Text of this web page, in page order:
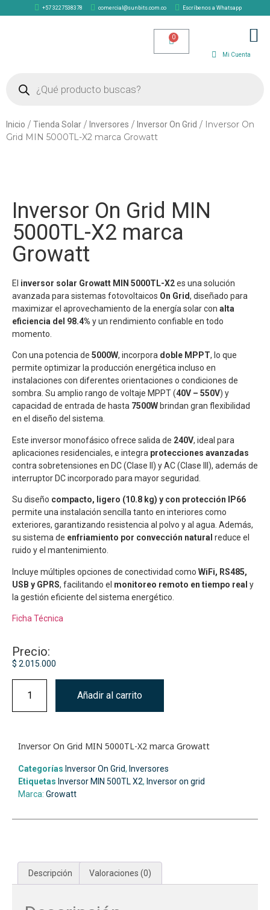
+57 3227538378 comercial@sunbits.com.co Escríbenos a Whatsapp
Mi Cuenta
Inicio / Tienda Solar / Inversores / Inversor On Grid / Inversor On
Grid MIN 5000TL-X2 marca Growatt
Inversor On Grid MIN
5000TL-X2 marca
Growatt
El inversor solar Growatt MIN 5000TL-X2es una solución
avanzada para sistemas fotovoltaicos On Grid, diseñado para
maximizar el aprovechamiento de la energía solar con alta
eficiencia del 98.4% y un rendimiento confiable en todo
momento.
Con una potencia de 5000W, incorpora doble MPPT, lo que
permite optimizar la producción energética incluso en
instalaciones con diferentes orientaciones o condiciones de
sombra. Su amplio rango de voltaje MPPT (40V – 550V) y
capacidad de entrada de hasta 7500W brindan gran flexibilidad
en el diseño del sistema.
Este inversor monofásico ofrece salida de 240V, ideal para
aplicaciones residenciales, e integra protecciones avanzadas
contra sobretensiones en DC (Clase II) y AC (Clase III), además de
interruptor DC incorporado para mayor seguridad.
Su diseño compacto, ligero (10.8 kg) y con protección IP66
permite una instalación sencilla tanto en interiores como
exteriores, garantizando resistencia al polvo y al agua. Además,
su sistema de enfriamiento por convección natural reduce el
ruido y el mantenimiento.
Incluye múltiples opciones de conectividad como WiFi, RS485,
USB y GPRS, facilitando el monitoreo remoto en tiempo real y
la gestión eficiente del sistema energético.
Ficha Técnica
Precio:
$ 2.015.000
Añadir al carrito
Inversor On Grid MIN 5000TL-X2 marca Growatt
Categorías Inversor On Grid, Inversores
Etiquetas Inversor MIN 500TL X2, Inversor on grid
Marca: Growatt
Descripción Valoraciones (0)